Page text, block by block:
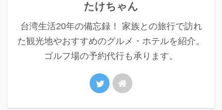
たけちゃん
台湾生活20年の備忘録！ 家族との旅行で訪れ
た観光地やおすすめのグルメ・ホテルを紹介。
ゴルフ場の予約代行も承ります。